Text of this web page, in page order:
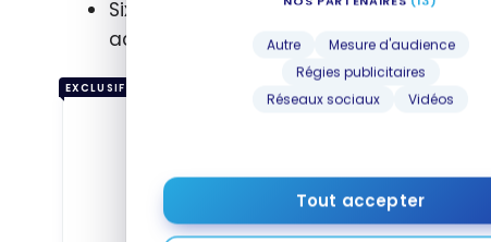
Autre
Mesure d'audience
Régies publicitaires
Réseaux sociaux
Vidéos
Tout accepter
Six mois d’adhésion à Instacart+ ainsi
admissible*
EXCLUSIF
Carte BMO
Jusqu'à 80
Valeur de la
Aucuns frais